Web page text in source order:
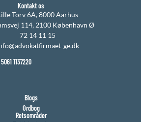
Kontakt os
Torv 6A, 8000 Aarhus
114, 2100 København Ø
72 14 11 15
ge.dk
1137220
Blogs
Ordbog
Retsområder